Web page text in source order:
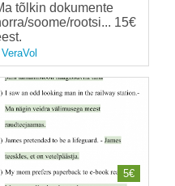
tõlkin dokumente
soome/rootsi... 15€
.
VeraVol
5€